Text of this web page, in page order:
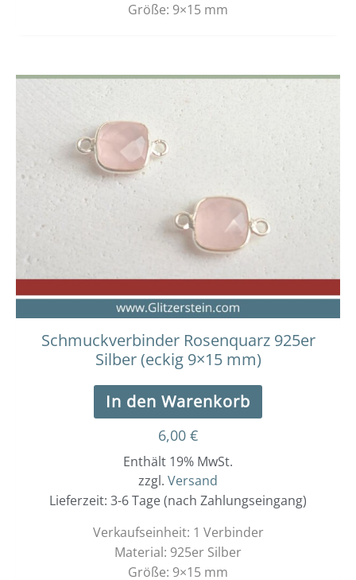
Größe: 9×15 mm
Schmuckverbinder Rosenquarz 925er
Silber (eckig 9×15 mm)
In den Warenkorb
6,00 €
Enthält 19% MwSt.
zzgl. Versand
Lieferzeit: 3-6 Tage (nach Zahlungseingang)
Verkaufseinheit: 1 Verbinder
Material: 925er Silber
Größe: 9×15 mm